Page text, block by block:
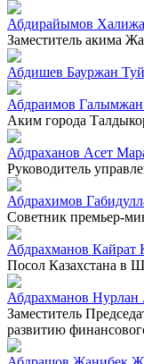
Абдирайымов
Заместитель акима
Абдишев Бауржан
Абдраимов
Аким города
Абдраханов Асет
Руководитель
Абдрахимов
Советник премьер-
Абдрахманов Кайрат
Посол Казахстана в
Абдрахманов Нурлан
Заместитель
развитию